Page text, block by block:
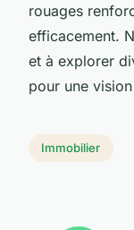
rouages
efficacement.
et à explorer
pour une
Immobilier